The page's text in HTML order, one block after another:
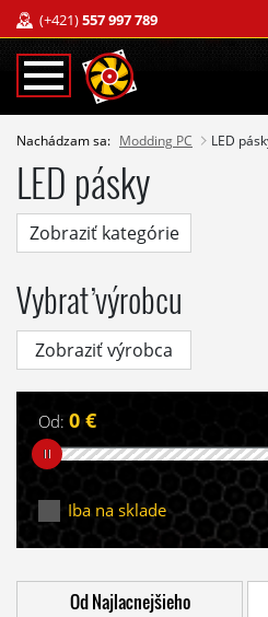
(+421)557 997 789
Nachádzam sa: Modding PC LED
LED pásky
Zobraziť kategórie
Vybrať výrobcu
Zobraziť výrobca
Od: 0 €
Iba na sklade
Od Najlacnejšieho